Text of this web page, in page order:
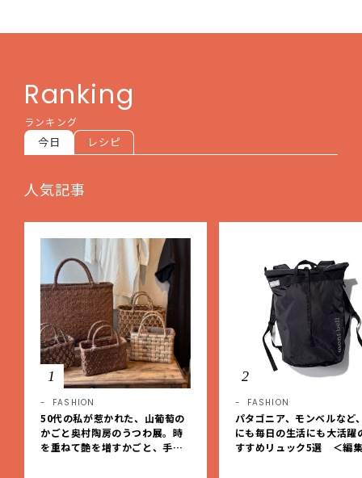
Ranking
ランキング
今日 レシピ
人気記事
1
FASHION
50代の私が惹かれた、山葡萄の
かごと奥村陶房のうつわ展。時
を重ねて艶を増すかごと、手仕
2
FASHION
パタゴニア、モンベルなど
にも毎日の生活にも大活躍
すすめリュック5選 ＜編